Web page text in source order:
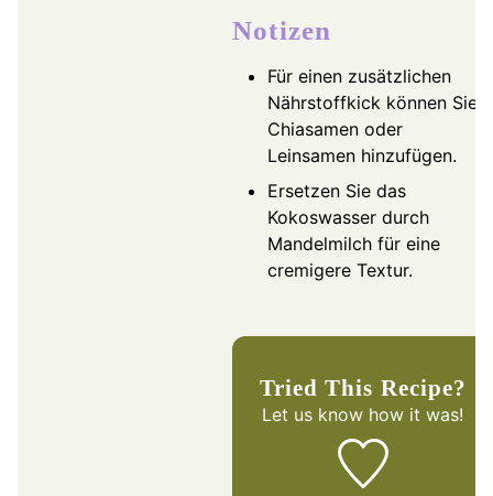
Notizen
Für einen zusätzlichen
Nährstoffkick können Sie
Chiasamen oder
Leinsamen hinzufügen.
Ersetzen Sie das
Kokoswasser durch
Mandelmilch für eine
cremigere Textur.
Tried This Recipe?
Let us know how it was!